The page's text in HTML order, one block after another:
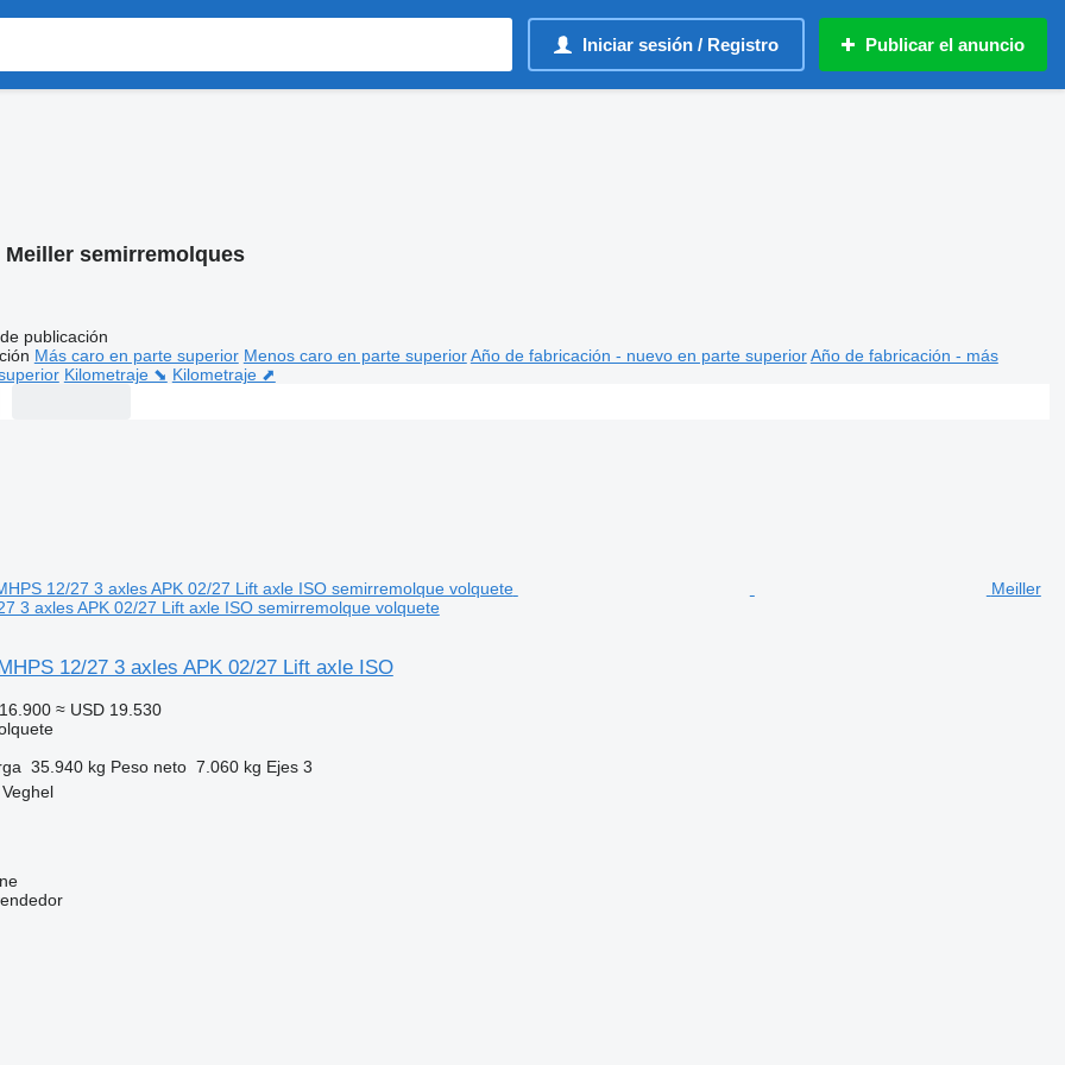
Iniciar sesión / Registro Publicar el anuncio
Meiller semirremolques
publicación
Más caro en parte superior Menos caro en parte superior Año de fabricación - nuevo en parte superior Año de fabricación - más
Kilometraje ⬊ Kilometraje ⬈
Meiller
3 axles APK 02/27 Lift axle ISO semirremolque volquete
12/27 3 axles APK 02/27 Lift axle ISO
≈ USD 19.530
35.940 kg Peso neto 7.060 kg Ejes 3